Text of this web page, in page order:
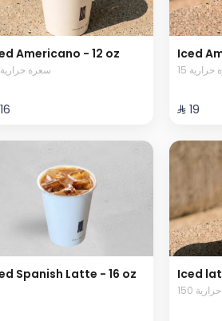
Americano - 12 oz
10 سعرة حرارية
Iced
حرارية
⁨⁦‪‬ 19⁩
Spanish Latte - 16 oz Iced
حرارية